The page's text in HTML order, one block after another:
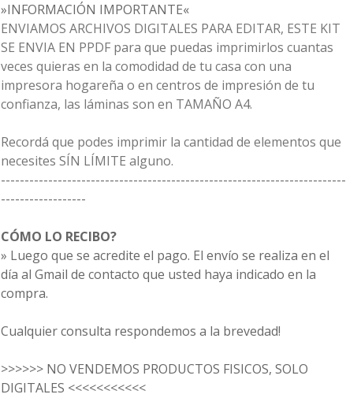
»INFORMACIÓN IMPORTANTE«
ENVIAMOS ARCHIVOS DIGITALES PARA EDITAR, ESTE KIT
SE ENVIA EN PPDF para que puedas imprimirlos cuantas
veces quieras en la comodidad de tu casa con una
impresora hogareña o en centros de impresión de tu
confianza, las láminas son en TAMAÑO A4.
Recordá que podes imprimir la cantidad de elementos que
necesites SÍN LÍMITE alguno.
-------------------------------------------------------------------------
------------------
CÓMO LO RECIBO?
» Luego que se acredite el pago. El envío se realiza en el
día al Gmail de contacto que usted haya indicado en la
compra.
Cualquier consulta respondemos a la brevedad!
>>>>>> NO VENDEMOS PRODUCTOS FISICOS, SOLO
DIGITALES <<<<<<<<<<<